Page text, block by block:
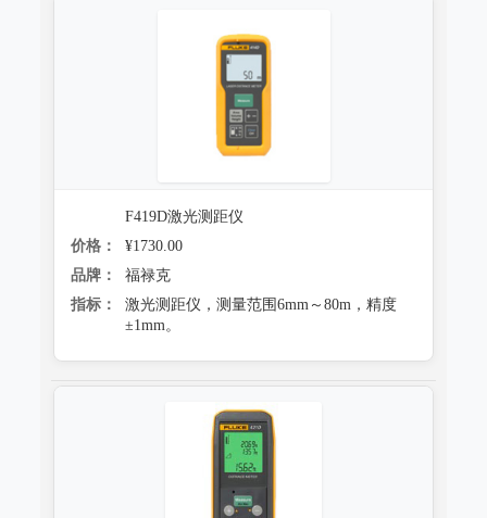
F419D激光测距仪
价格：
¥1730.00
品牌：
福禄克
指标：
激光测距仪，测量范围6mm～80m，精度
±1mm。